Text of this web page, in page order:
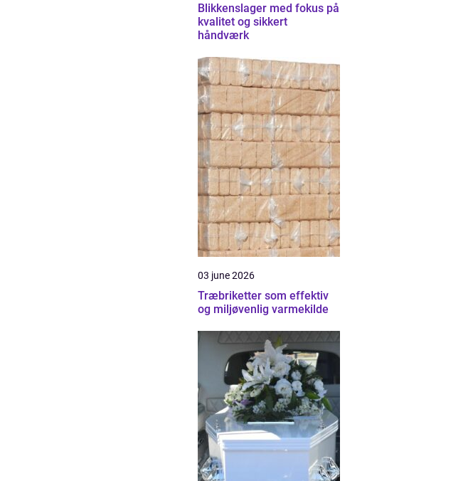
Blikkenslager med fokus på
kvalitet og sikkert
håndværk
03 june 2026
Træbriketter som effektiv
og miljøvenlig varmekilde